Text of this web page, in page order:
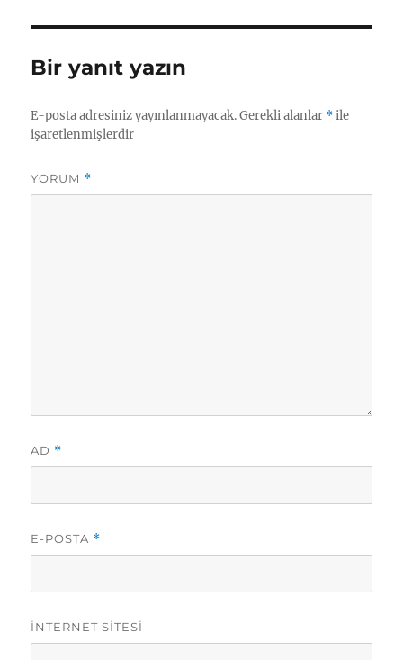
Bir yanıt yazın
E-posta adresiniz yayınlanmayacak. Gerekli alanlar *ile
işaretlenmişlerdir
YORUM *
AD *
E-POSTA *
İNTERNET SITESI